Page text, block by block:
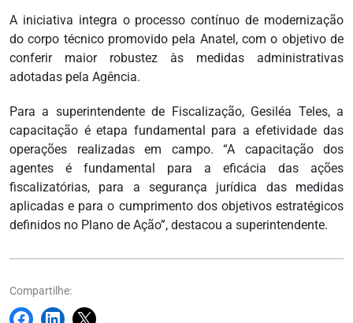
A iniciativa integra o processo contínuo de modernização
do corpo técnico promovido pela Anatel, com o objetivo de
conferir maior robustez às medidas administrativas
adotadas pela Agência.
Para a superintendente de Fiscalização, Gesiléa Teles, a
capacitação é etapa fundamental para a efetividade das
operações realizadas em campo. “A capacitação dos
agentes é fundamental para a eficácia das ações
fiscalizatórias, para a segurança jurídica das medidas
aplicadas e para o cumprimento dos objetivos estratégicos
definidos no Plano de Ação”, destacou a superintendente.
Compartilhe: